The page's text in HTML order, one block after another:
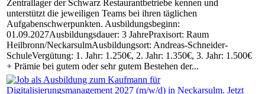
Zentrallager der Schwarz Restaurantbetriebe kennen und
unterstützt die jeweiligen Teams bei ihren täglichen
Aufgabenschwerpunkten. Ausbildungsbeginn:
01.09.2027Ausbildungsdauer: 3 JahrePraxisort: Raum
Heilbronn/NeckarsulmAusbildungsort: Andreas-Schneider-
SchuleVergütung: 1. Jahr: 1.250€, 2. Jahr: 1.350€, 3. Jahr: 1.500€
+ Prämie bei gutem oder sehr gutem Bestehen der...